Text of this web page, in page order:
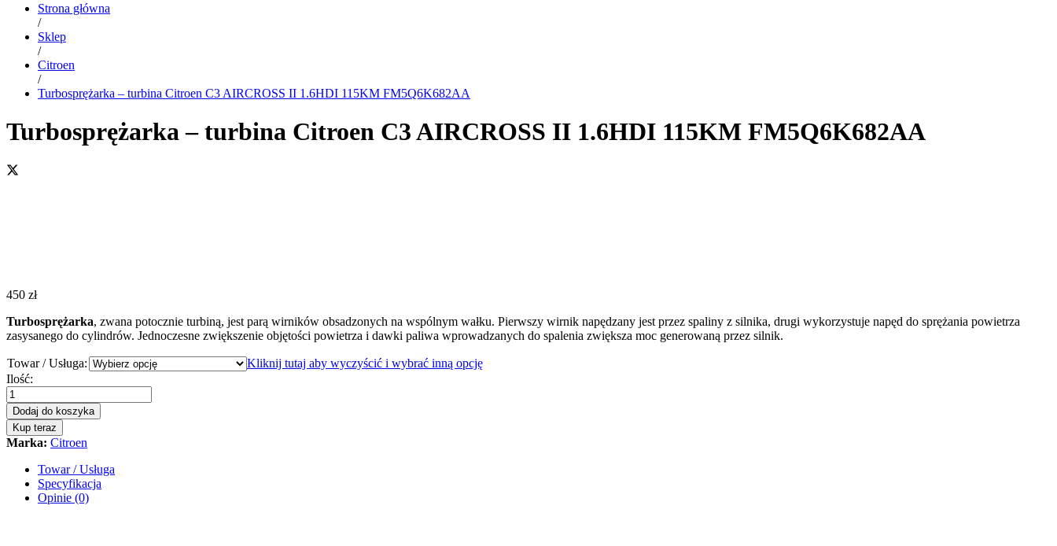
Strona główna
/
Sklep
/
Citroen
/
Turbosprężarka – turbina Citroen C3 AIRCROSS II 1.6HDI 115KM FM5Q6K682AA
Turbosprężarka – turbina Citroen C3 AIRCROSS II 1.6HDI 115KM FM5Q6K682AA
450 zł
Turbosprężarka, zwana potocznie turbiną, jest parą wirników obsadzonych na wspólnym wałku. Pierwszy wirnik napędzany jest przez spaliny z silnika, drugi wykorzystuje napęd do sprężania powietrza
zasysanego do cylindrów. Jednoczesne zwiększenie objętości powietrza i dawki paliwa wprowadzanych do spalenia zwiększa moc generowaną przez silnik.
Towar / Usługa:
Kliknij tutaj aby wyczyścić i wybrać inną opcję
Turbosprężarka
turbina
Citroen
C3
AIRCROSS
1.6HDI
115KM
FM5Q6K682AA
Ilość:
Dodaj do koszyka
Kup teraz
Marka: Citroen
Towar / Usługa
Specyfikacja
Opinie (0)